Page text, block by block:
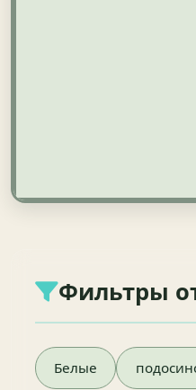
Фильтры
Белые